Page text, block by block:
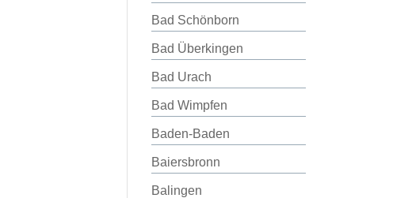
Bad Schönborn
Bad Überkingen
Bad Urach
Bad Wimpfen
Baden-Baden
Baiersbronn
Balingen